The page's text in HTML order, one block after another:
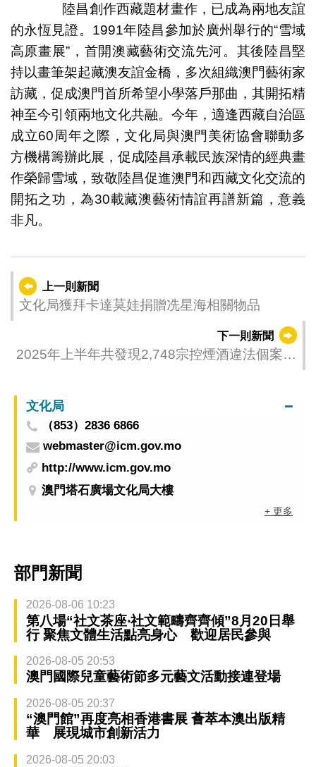
陸昌創作西藏題材畫作，已成為兩地友誼
的永恆見證。1991年陸昌參加於廣州舉行的“雪域
高原畫展”，首開澳藏藝術交流先河。其後陸昌堅
持以畫筆架起藏澳友誼金橋，多次組織澳門藝術家
訪藏，促成澳門首所希望小學落戶那曲，其開拓精
神至今引領兩地文化共融。今年，適逢西藏自治區
成立60周年之際，文化局與澳門美術協會聯動多
方機構籌辦此展，促成陸昌承載民族深情的經典畫
作榮歸雪域，致敬陸昌促進澳門和西藏文化交流的
開拓之功，為30載藏澳藝術情誼再譜新篇，意義
非凡。
上一則新聞
文化局獲拜卡達莫娃捐贈冼星海相關物品
下一則新聞
2025年上半年共發現2,748宗控煙酒違法個案
文化局
（853）2836 6866
webmaster@icm.gov.mo
http://www.icm.gov.mo
澳門塔石廣場文化局大樓
+ 更多
部門新聞
2026-08-06 10:23
第八場“社文茶座‧社文範疇齊齊傾”8月20日舉
行 聚焦文體生活點亮身心 歡迎居民參與
2026-08-05 20:53
澳門國際兒童藝術節多元藝文活動接連登場
2026-08-05 20:37
“澳門館”再度亮相香港書展 薈萃本澳出版精
華 展現城市創新活力
2026-08-05 20:03